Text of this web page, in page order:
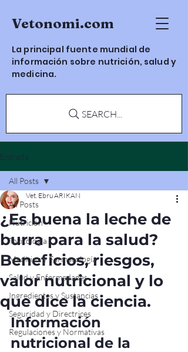
Vetonomi.com
La principal fuente mundial de
información sobre nutrición, salud y
medicina.
SEARCH...
Entrada
All Posts
Nutrición
Toxicología
Medicina y Farmacología
Salud y Enfermedades
Ingredientes y Sustancias
Seguridad y Directrices
Regulaciones y Normativas
All Posts
¿Es buena la leche de
burra para la salud?
Beneficios, riesgos,
valor nutricional y lo
que dice la ciencia.
Vet. Ebru ARIKAN
Información
nutricional de la